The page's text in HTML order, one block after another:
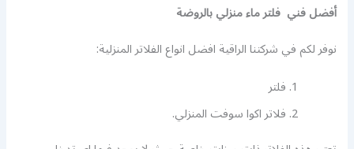
أفضل فني فلتر ماء منزلي بالروضة
نوفر لكم في شركتنا الراقية افضل انواع الفلاتر المنزلية:
فلتر
فلاتر اكوا سوفت المنزلي.